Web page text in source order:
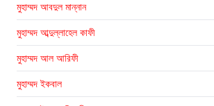
মুহাম্মদ আবদুল মান্নান
মুহাম্মদ আব্দুল্লাহেল কাফী
মুহাম্মদ আল আরিফী
মুহাম্মদ ইকবাল